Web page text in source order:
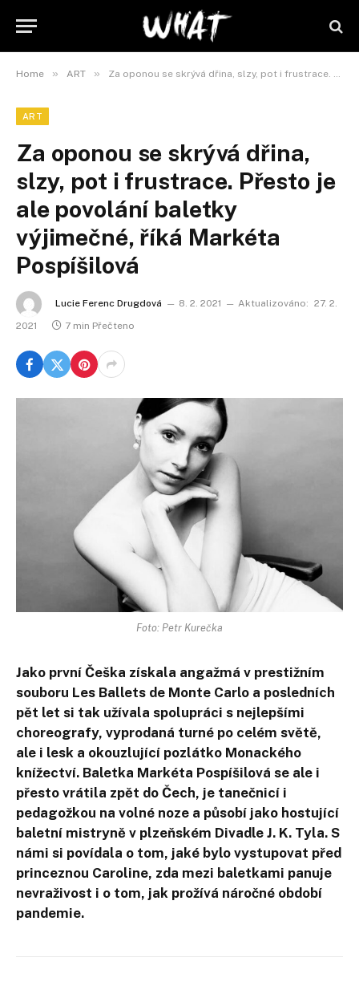
Home » ART » Za oponou se skrývá dřina, slzy, pot i frustrace. Přesto je ale povolání baletky výjimečné, říká Markéta Pospíšilová
ART
Za oponou se skrývá dřina,
slzy, pot i frustrace. Přesto je
ale povolání baletky
výjimečné, říká Markéta
Pospíšilová
Lucie Ferenc Drugdová 8. 2. 2021 Aktualizováno: 27. 2.
2021
7 min Přečteno
Foto: Petr Kurečka
Jako první Češka získala angažmá v prestižním
souboru Les Ballets de Monte Carlo a posledních
pět let si tak užívala spolupráci s nejlepšími
choreografy, vyprodaná turné po celém světě,
ale i lesk a okouzlující pozlátko Monackého
knížectví. Baletka Markéta Pospíšilová se ale i
přesto vrátila zpět do Čech, je tanečnicí i
pedagožkou na volné noze a působí jako hostující
baletní mistryně v plzeňském Divadle J. K. Tyla. S
námi si povídala o tom, jaké bylo vystupovat před
princeznou Caroline, zda mezi baletkami panuje
nevraživost i o tom, jak prožívá náročné období
pandemie.